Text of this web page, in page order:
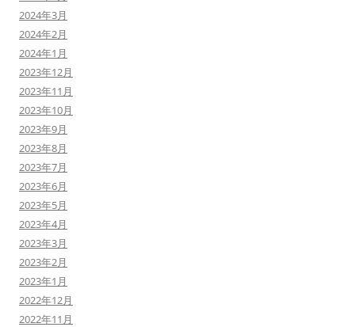
2024年3月
2024年2月
2024年1月
2023年12月
2023年11月
2023年10月
2023年9月
2023年8月
2023年7月
2023年6月
2023年5月
2023年4月
2023年3月
2023年2月
2023年1月
2022年12月
2022年11月